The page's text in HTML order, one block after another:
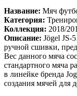
Название: Мяч
Категория:
Коллекция: 2018/
Описание: Jögel JS-
ручной сшивки,
Вес данного мяча
стандартного мяча
в линейке бренда
создания мячей для